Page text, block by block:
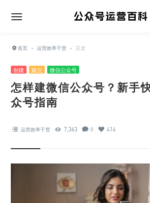
首页 › 运营效率干货 › 正文
创建 建立 微信公众号
怎样建微信公众号？新手
众号指南
运营效率干货 7,363 0 414